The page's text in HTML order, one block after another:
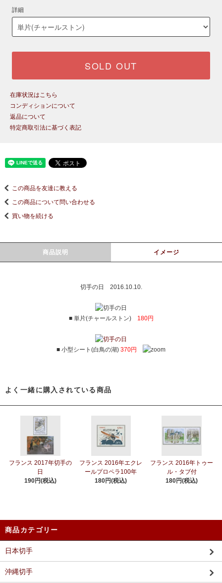
詳細
SOLD OUT
在庫状況はこちら
コンディションについて
返品について
特定商取引法に基づく表記
この商品を友達に教える
この商品について問い合わせる
買い物を続ける
商品説明 イメージ
切手の日 2016.10.10.
■ 単片(チャールストン) 180円
■ 小型シート(白鳥の湖) 370円
よく一緒に購入されている商品
フランス 2017年切手の
日
190円(税込)
フランス 2016年エクレ
ールプロペラ100年
180円(税込)
フランス 2016年トゥー
ル・タブ付
180円(税込)
商品カテゴリー
日本切手
沖縄切手